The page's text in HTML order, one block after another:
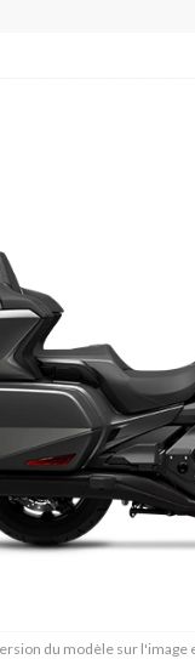
du modèle sur l'image